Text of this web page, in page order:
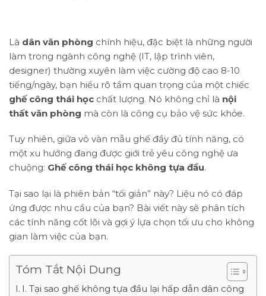
Là dân văn phòng chính hiệu, đặc biệt là những người
làm trong ngành công nghệ (IT, lập trình viên,
designer) thường xuyên làm việc cường độ cao 8-10
tiếng/ngày, bạn hiểu rõ tầm quan trọng của một chiếc
ghế công thái học chất lượng. Nó không chỉ là nội
thất văn phòng mà còn là công cụ bảo vệ sức khỏe.
Tuy nhiên, giữa vô vàn mẫu ghế đầy đủ tính năng, có
một xu hướng đang được giới trẻ yêu công nghệ ưa
chuộng: Ghế công thái học không tựa đầu.
Tại sao lại là phiên bản “tối giản” này? Liệu nó có đáp
ứng được nhu cầu của bạn? Bài viết này sẽ phân tích
các tính năng cốt lõi và gợi ý lựa chọn tối ưu cho không
gian làm việc của bạn.
Tóm Tắt Nội Dung
I. Tại sao ghế không tựa đầu lại hấp dẫn dân công